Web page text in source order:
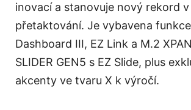
inovací a stanovuje nový rekord v
přetaktování. Je vybavena
Dashboard III, EZ Link a M.2
SLIDER GEN5 s EZ Slide, plus
akcenty ve tvaru X k výročí.